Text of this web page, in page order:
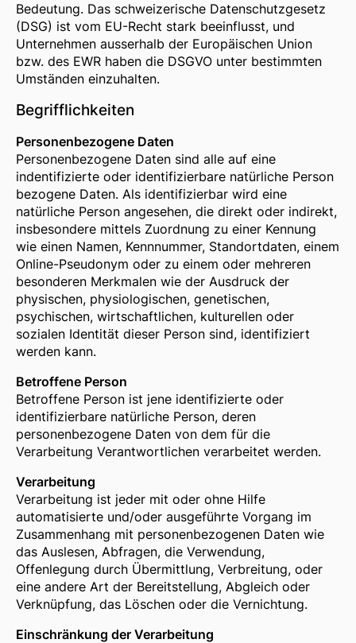
Bedeutung. Das schweizerische Datenschutzgesetz
(DSG) ist vom EU-Recht stark beeinflusst, und
Unternehmen ausserhalb der Europäischen Union
bzw. des EWR haben die DSGVO unter bestimmten
Umständen einzuhalten.
Begrifflichkeiten
Personenbezogene Daten
Personenbezogene Daten sind alle auf eine
indentifizierte oder identifizierbare natürliche Person
bezogene Daten. Als identifizierbar wird eine
natürliche Person angesehen, die direkt oder indirekt,
insbesondere mittels Zuordnung zu einer Kennung
wie einen Namen, Kennnummer, Standortdaten, einem
Online-Pseudonym oder zu einem oder mehreren
besonderen Merkmalen wie der Ausdruck der
physischen, physiologischen, genetischen,
psychischen, wirtschaftlichen, kulturellen oder
sozialen Identität dieser Person sind, identifiziert
werden kann.
Betroffene Person
Betroffene Person ist jene identifizierte oder
identifizierbare natürliche Person, deren
personenbezogene Daten von dem für die
Verarbeitung Verantwortlichen verarbeitet werden.
Verarbeitung
Verarbeitung ist jeder mit oder ohne Hilfe
automatisierte und/oder ausgeführte Vorgang im
Zusammenhang mit personenbezogenen Daten wie
das Auslesen, Abfragen, die Verwendung,
Offenlegung durch Übermittlung, Verbreitung, oder
eine andere Art der Bereitstellung, Abgleich oder
Verknüpfung, das Löschen oder die Vernichtung.
Einschränkung der Verarbeitung